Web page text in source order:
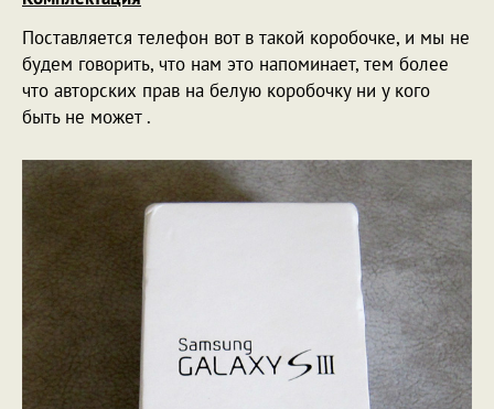
Поставляется телефон вот в такой коробочке, и мы не
будем говорить, что нам это напоминает, тем более
что авторских прав на белую коробочку ни у кого
быть не может .